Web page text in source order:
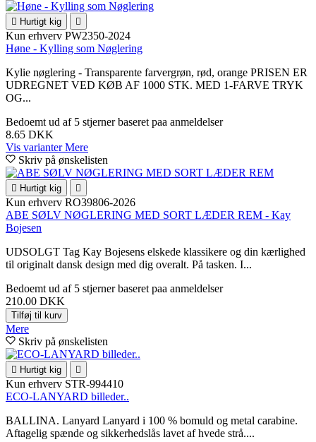
 Hurtigt kig 
Kun erhverv PW2350-2024
Høne - Kylling som Nøglering
Kylie nøglering - Transparente farvergrøn, rød, orange PRISEN ER
UDREGNET VED KØB AF 1000 STK. MED 1-FARVE TRYK
OG...
Bedoemt ud af 5 stjerner baseret paa anmeldelser
8.65 DKK
Vis varianterMere
Skriv på ønskelisten
 Hurtigt kig 
Kun erhverv RO39806-2026
ABE SØLV NØGLERING MED SORT LÆDER REM - Kay
Bojesen
UDSOLGT Tag Kay Bojesens elskede klassikere og din kærlighed
til originalt dansk design med dig overalt. På tasken. I...
Bedoemt ud af 5 stjerner baseret paa anmeldelser
210.00 DKK
Tilføj til kurv
Mere
Skriv på ønskelisten
 Hurtigt kig 
Kun erhverv STR-994410
ECO-LANYARD billeder..
BALLINA. Lanyard Lanyard i 100 % bomuld og metal carabine.
Aftagelig spænde og sikkerhedslås lavet af hvede strå....